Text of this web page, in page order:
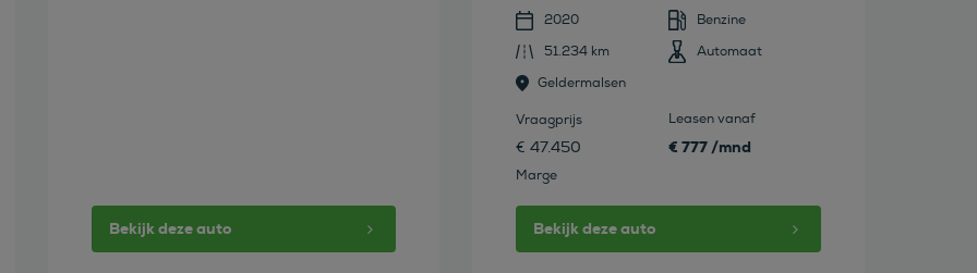
Bekijk deze auto
2020
Benzine
51.234 km
Automaat
Geldermalsen
Vraagprijs
€ 47.450
Marge
Leasen vanaf
€ 777 /mnd
Bekijk deze auto